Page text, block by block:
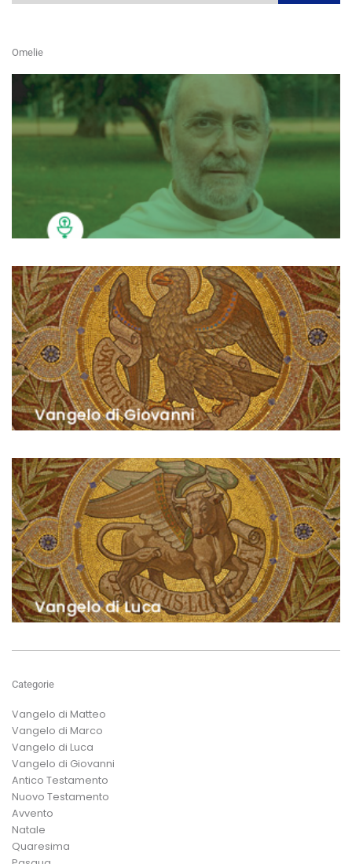
Omelie
Categorie
Vangelo di Matteo
Vangelo di Marco
Vangelo di Luca
Vangelo di Giovanni
Antico Testamento
Nuovo Testamento
Avvento
Natale
Quaresima